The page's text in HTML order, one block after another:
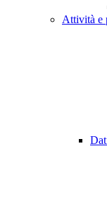
Attività e